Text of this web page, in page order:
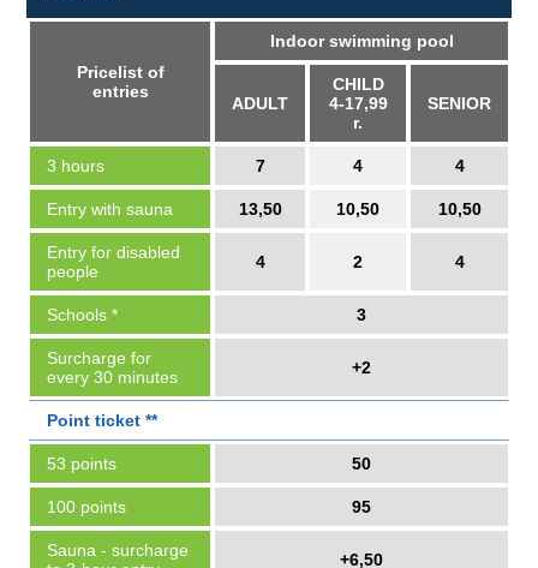
Pricelist of
entries
Indoor swimming pool
ADULT
CHILD
4-17,99
r.
SENIOR
3 hours 7 4 4
Entry with sauna 13,50 10,50 10,50
Entry for disabled
people
4 2 4
Schools * 3
Surcharge for
every 30 minutes
+2
Point ticket **
53 points 50
100 points 95
Sauna - surcharge
+6,50